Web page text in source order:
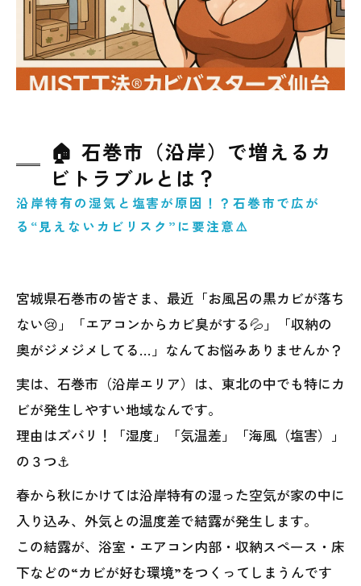
📞 東北全域でのカビ相談はＭＩＳＴ工法®カ
ビバスターズ仙台へ！
💡 まとめ｜見えないカビを“見える化”して快
適な空気を守ろう！
🏠 石巻市（沿岸）で増えるカ
ビトラブルとは？
沿岸特有の湿気と塩害が原因！？石巻市で広が
る“見えないカビリスク”に要注意⚠️
宮城県石巻市の皆さま、最近「お風呂の黒カビが落ち
ない😢」「エアコンからカビ臭がする💦」「収納の
奥がジメジメしてる…」なんてお悩みありませんか？
実は、石巻市（沿岸エリア）は、東北の中でも特にカ
ビが発生しやすい地域なんです。
理由はズバリ！「湿度」「気温差」「海風（塩害）」
の３つ⚓️
春から秋にかけては沿岸特有の湿った空気が家の中に
入り込み、外気との温度差で結露が発生します。
この結露が、浴室・エアコン内部・収納スペース・床
下などの“カビが好む環境”をつくってしまうんです